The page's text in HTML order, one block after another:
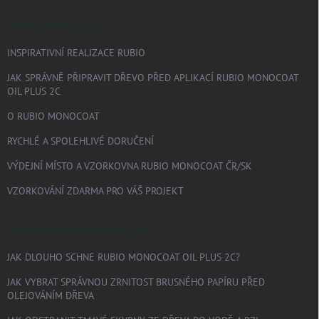
INSPIRATIVNÍ REALIZACE RUBIO
JAK SPRÁVNĚ PŘIPRAVIT DŘEVO PŘED APLIKACÍ RUBIO MONOCOAT
OIL PLUS 2C
O RUBIO MONOCOAT
RYCHLÉ A SPOLEHLIVÉ DORUČENÍ
VÝDEJNÍ MÍSTO A VZORKOVNA RUBIO MONOCOAT ČR/SK
VZORKOVÁNÍ ZDARMA PRO VÁŠ PROJEKT
JAK DLOUHO SCHNE RUBIO MONOCOAT OIL PLUS 2C?
JAK VYBRAT SPRÁVNOU ZRNITOST BRUSNÉHO PAPÍRU PŘED
OLEJOVÁNÍM DŘEVA